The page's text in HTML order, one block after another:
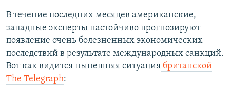
В течение последних месяцев американские,
западные эксперты настойчиво прогнозируют
появление очень болезненных экономических
последствий в результате международных санкций.
Вот как видится нынешняя ситуация британской
The Telegraph: